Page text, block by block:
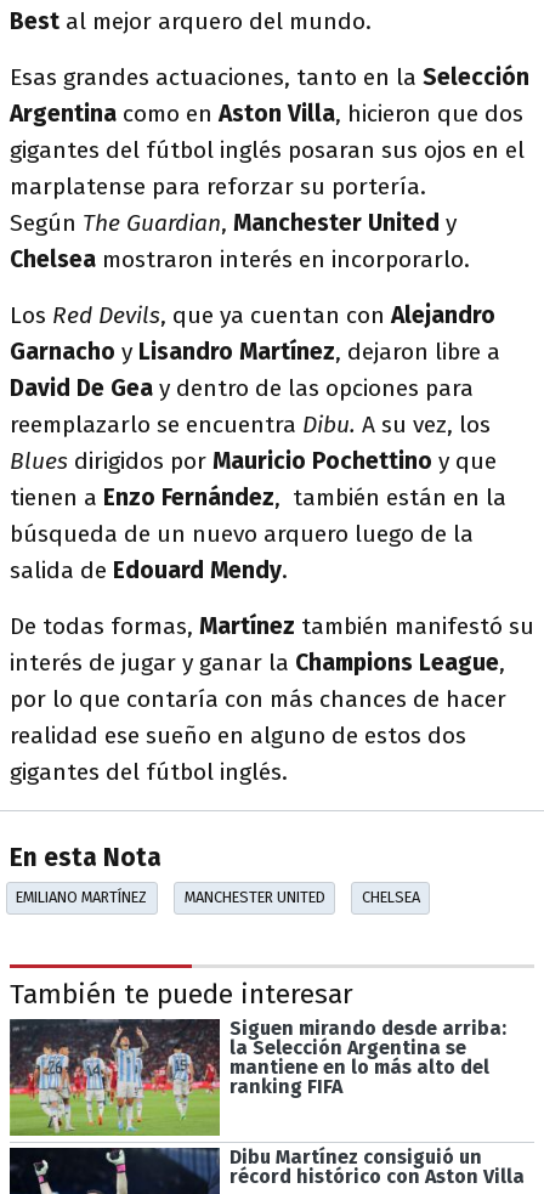
Best al mejor arquero del mundo.
Esas grandes actuaciones, tanto en la Selección
Argentina como enAston Villa, hicieron que dos
gigantes del fútbol inglés posaran sus ojos en el
marplatense para reforzar su portería.
Según The Guardian, Manchester United y
Chelsea mostraron interés en incorporarlo.
Los Red Devils, que ya cuentan conAlejandro
Garnacho y Lisandro Martínez, dejaron libre a
David De Gea y dentro de las opciones para
reemplazarlo se encuentra Dibu. A su vez, los
Blues dirigidos por Mauricio Pochettino y que
tienen a Enzo Fernández, también están en la
búsqueda de un nuevo arquero luego de la
salida de Edouard Mendy.
De todas formas, Martínez también manifestó su
interés de jugar y ganar la Champions League,
por lo que contaría con más chances de hacer
realidad ese sueño en alguno de estos dos
gigantes del fútbol inglés.
En esta Nota
EMILIANO MARTÍNEZ MANCHESTER UNITED CHELSEA
También te puede interesar
Siguen mirando desde arriba:
la Selección Argentina se
mantiene en lo más alto del
ranking FIFA
Dibu Martínez consiguió un
récord histórico con Aston Villa